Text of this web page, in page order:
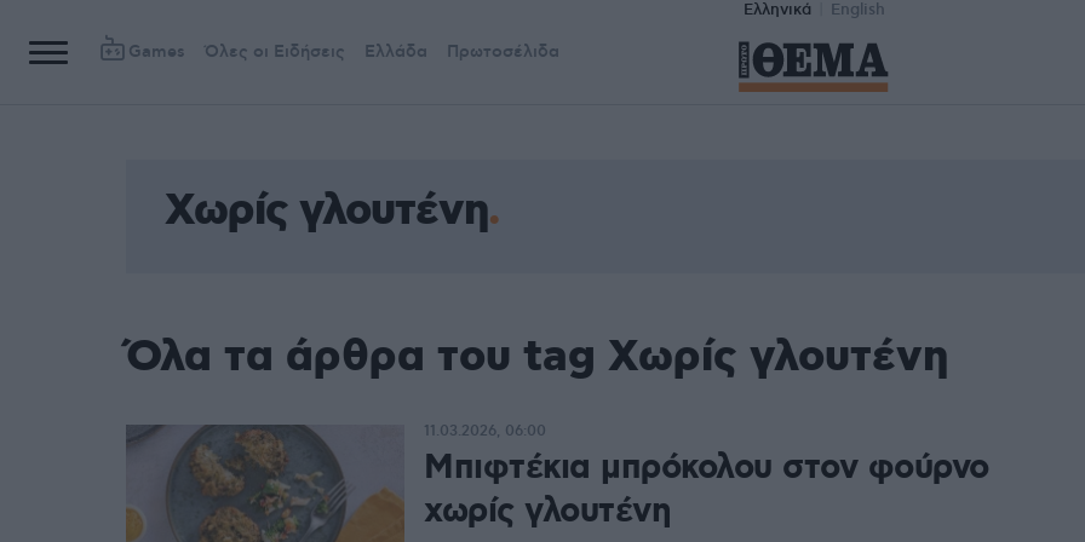
Ελληνικά English
Games Όλες οι Ειδήσεις Ελλάδα Πρωτοσέλιδα
Χωρίς γλουτένη
Όλα τα άρθρα του tag Χωρίς γλουτένη
Μπιφτέκια μπρόκολου στον φούρνο
χωρίς γλουτένη
11.03.2026, 06:00